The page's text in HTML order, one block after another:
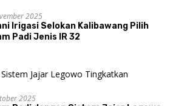
2025
Irigasi Selokan Kalibawang Pilih
Padi Jenis IR 32
2025